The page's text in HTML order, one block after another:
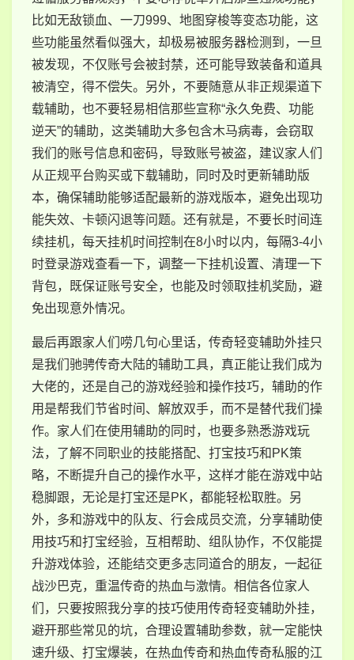
比如无敌锁血、一刀999、地图穿梭等变态功能，这
些功能虽然看似强大，却极易被服务器检测到，一旦
被发现，不仅账号会被封禁，还可能导致装备和道具
被清空，得不偿失。另外，不要随意从非正规渠道下
载辅助，也不要轻易相信那些宣称“永久免费、功能
逆天”的辅助，这类辅助大多包含木马病毒，会窃取
我们的账号信息和密码，导致账号被盗，建议家人们
从正规平台购买或下载辅助，同时及时更新辅助版
本，确保辅助能够适配最新的游戏版本，避免出现功
能失效、卡顿闪退等问题。还有就是，不要长时间连
续挂机，每天挂机时间控制在8小时以内，每隔3-4小
时登录游戏查看一下，调整一下挂机设置、清理一下
背包，既保证账号安全，也能及时领取挂机奖励，避
免出现意外情况。
最后再跟家人们唠几句心里话，传奇轻变辅助外挂只
是我们驰骋传奇大陆的辅助工具，真正能让我们成为
大佬的，还是自己的游戏经验和操作技巧，辅助的作
用是帮我们节省时间、解放双手，而不是替代我们操
作。家人们在使用辅助的同时，也要多熟悉游戏玩
法，了解不同职业的技能搭配、打宝技巧和PK策
略，不断提升自己的操作水平，这样才能在游戏中站
稳脚跟，无论是打宝还是PK，都能轻松取胜。另
外，多和游戏中的队友、行会成员交流，分享辅助使
用技巧和打宝经验，互相帮助、组队协作，不仅能提
升游戏体验，还能结交更多志同道合的朋友，一起征
战沙巴克，重温传奇的热血与激情。相信各位家人
们，只要按照我分享的技巧使用传奇轻变辅助外挂，
避开那些常见的坑，合理设置辅助参数，就一定能快
速升级、打宝爆装，在热血传奇和热血传奇私服的江